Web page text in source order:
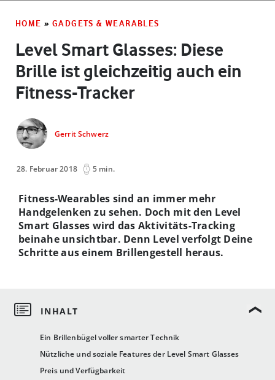
HOME » GADGETS & WEARABLES
Level Smart Glasses: Diese
Brille ist gleichzeitig auch ein
Fitness-Tracker
Gerrit Schwerz
28. Februar 2018 5 min.
Ein Brillenbügel voller smarter Technik
Nützliche und soziale Features der Level Smart Glasses
Preis und Verfügbarkeit
Fitness-Wearables sind an immer mehr
Handgelenken zu sehen. Doch mit den Level
Smart Glasses wird das Aktivitäts-Tracking
beinahe unsichtbar. Denn Level verfolgt Deine
Schritte aus einem Brillengestell heraus.